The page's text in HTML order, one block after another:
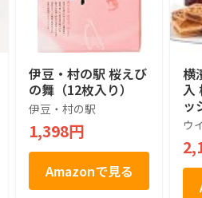
伊豆・村の駅 桜えび
の舞（12枚入り）
伊豆・村の駅
1,398円
Amazonで見る
横
入
ッ
せ
菓
お
土
ウ